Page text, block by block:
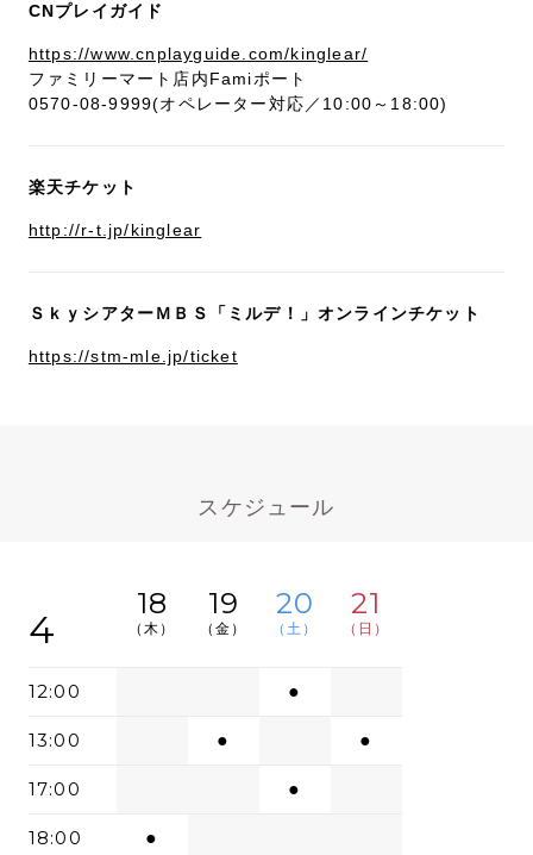
CNプレイガイド
https://www.cnplayguide.com/kinglear/
ファミリーマート店内Famiポート
0570-08-9999(オペレーター対応／10:00～18:00)
楽天チケット
http://r-t.jp/kinglear
ＳｋｙシアターＭＢＳ「ミルデ！」オンラインチケット
https://stm-mle.jp/ticket
スケジュール
4
18
（木）
19
（金）
20
（土）
21
（日）
12:00 ●
13:00 ● ●
17:00 ●
18:00 ●